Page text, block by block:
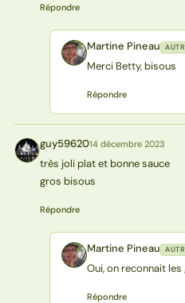
Répondre
MP Martine Pineau
Merci Betty, bisous
Répondre
G guy5962014 décembre 2023
très joli plat et bonne sauce
gros bisous
Répondre
MP Martine Pineau
Oui, on reconnait
Répondre